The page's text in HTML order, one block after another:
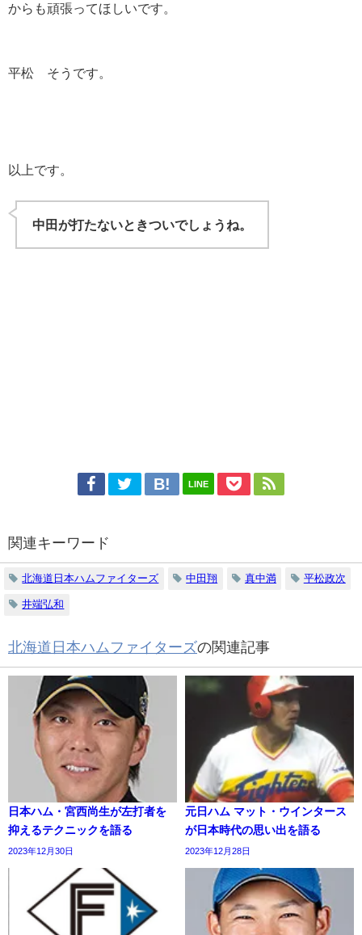
からも頑張ってほしいです。
平松 そうです。
以上です。
中田が打たないときついでしょうね。
LINE
関連キーワード
北海道日本ハムファイターズ 中田翔 真中満 平松政次
井端弘和
北海道日本ハムファイターズの関連記事
日本ハム・宮西尚生が左打者を
抑えるテクニックを語る
2023年12月30日
元日ハム マット・ウインタース
が日本時代の思い出を語る
2023年12月28日